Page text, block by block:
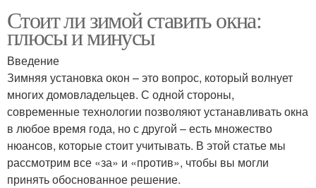
Стоит ли зимой ставить окна:
плюсы и минусы
Введение
Зимняя установка окон – это вопрос, который волнует
многих домовладельцев. С одной стороны,
современные технологии позволяют устанавливать окна
в любое время года, но с другой – есть множество
нюансов, которые стоит учитывать. В этой статье мы
рассмотрим все «за» и «против», чтобы вы могли
принять обоснованное решение.